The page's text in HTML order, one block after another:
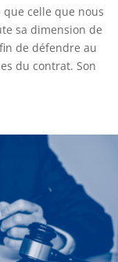
celle que nous
sa dimension de
de défendre au
du contrat. Son